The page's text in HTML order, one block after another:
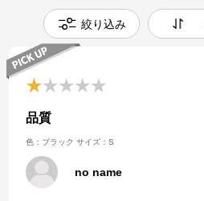
絞り込み
品質
色：ブラック サイズ：S
no name